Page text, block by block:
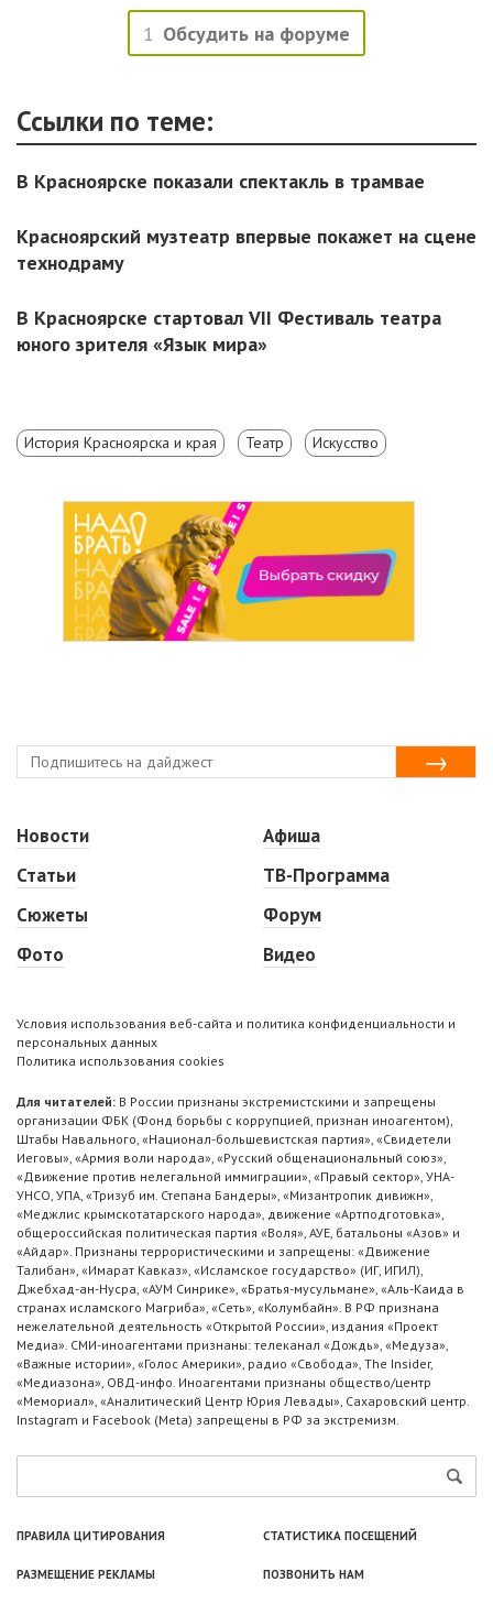
1 Обсудить на форуме
Ссылки по теме:
В Красноярске показали спектакль в трамвае
Красноярский музтеатр впервые покажет на сцене
технодраму
В Красноярске стартовал VII Фестиваль театра
юного зрителя «Язык мира»
История Красноярска и края Театр Искусство
Новости
Статьи
Сюжеты
Фото
Афиша
ТВ-Программа
Форум
Видео
Условия использования веб-сайта и политика конфиденциальности и
персональных данных
Политика использования cookies
Для читателей: В России признаны экстремистскими и запрещены
организации ФБК (Фонд борьбы с коррупцией, признан иноагентом),
Штабы Навального, «Национал-большевистская партия», «Свидетели
Иеговы», «Армия воли народа», «Русский общенациональный союз»,
«Движение против нелегальной иммиграции», «Правый сектор», УНА-
УНСО, УПА, «Тризуб им. Степана Бандеры», «Мизантропик дивижн»,
«Меджлис крымскотатарского народа», движение «Артподготовка»,
общероссийская политическая партия «Воля», АУЕ, батальоны «Азов» и
«Айдар». Признаны террористическими и запрещены: «Движение
Талибан», «Имарат Кавказ», «Исламское государство» (ИГ, ИГИЛ),
Джебхад-ан-Нусра, «АУМ Синрике», «Братья-мусульмане», «Аль-Каида в
странах исламского Магриба», «Сеть», «Колумбайн». В РФ признана
нежелательной деятельность «Открытой России», издания «Проект
Медиа». СМИ-иноагентами признаны: телеканал «Дождь», «Медуза»,
«Важные истории», «Голос Америки», радио «Свобода», The Insider,
«Медиазона», ОВД-инфо. Иноагентами признаны общество/центр
«Мемориал», «Аналитический Центр Юрия Левады», Сахаровский центр.
Instagram и Facebook (Metа) запрещены в РФ за экстремизм.
ПРАВИЛА ЦИТИРОВАНИЯ СТАТИСТИКА ПОСЕЩЕНИЙ
РАЗМЕЩЕНИЕ РЕКЛАМЫ ПОЗВОНИТЬ НАМ